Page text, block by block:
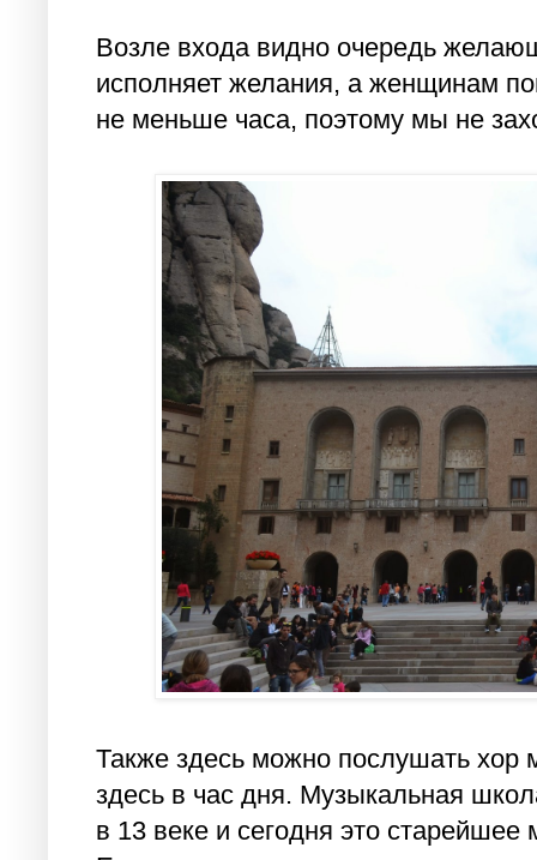
Возле входа видно очередь
исполняет желания, а женщинам
не меньше часа, поэтому мы не
Также здесь можно послушать
здесь в час дня. Музыкальная
в 13 веке и сегодня это